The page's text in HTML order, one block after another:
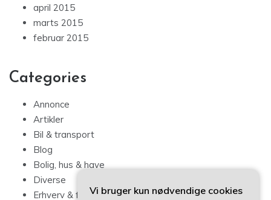
april 2015
marts 2015
februar 2015
Categories
Annonce
Artikler
Bil & transport
Blog
Bolig, hus & have
Diverse
Erhverv & forbrugVi bruger kun nødvendige cookies